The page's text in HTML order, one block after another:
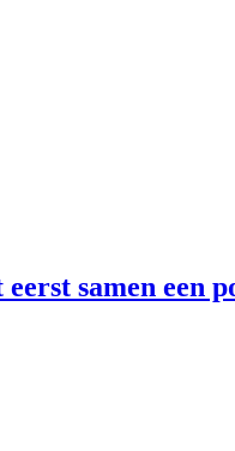
samen een